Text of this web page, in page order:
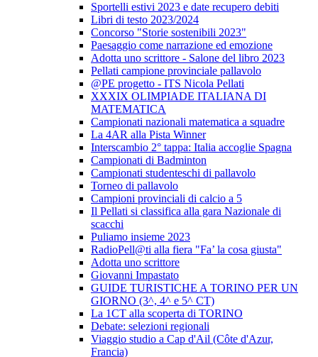
Sportelli estivi 2023 e date recupero debiti
Libri di testo 2023/2024
Concorso "Storie sostenibili 2023"
Paesaggio come narrazione ed emozione
Adotta uno scrittore - Salone del libro 2023
Pellati campione provinciale pallavolo
@PE progetto - ITS Nicola Pellati
XXXIX OLIMPIADE ITALIANA DI
MATEMATICA
Campionati nazionali matematica a squadre
La 4AR alla Pista Winner
Interscambio 2° tappa: Italia accoglie Spagna
Campionati di Badminton
Campionati studenteschi di pallavolo
Torneo di pallavolo
Campioni provinciali di calcio a 5
Il Pellati si classifica alla gara Nazionale di
scacchi
Puliamo insieme 2023
RadioPell@ti alla fiera "Fa’ la cosa giusta"
Adotta uno scrittore
Giovanni Impastato
GUIDE TURISTICHE A TORINO PER UN
GIORNO (3^, 4^ e 5^ CT)
La 1CT alla scoperta di TORINO
Debate: selezioni regionali
Viaggio studio a Cap d'Ail (Côte d'Azur,
Francia)